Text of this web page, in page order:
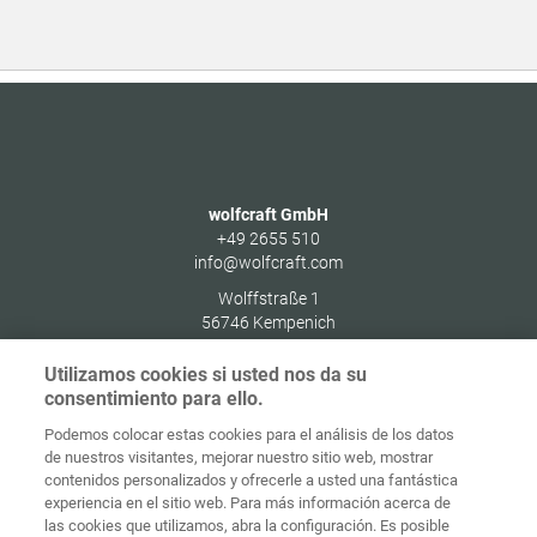
wolfcraft GmbH
+49 2655 510
info@wolfcraft.com
Wolffstraße 1
56746 Kempenich
Inicio Contacto Aviso legal
Protección de
datos
Utilizamos cookies si usted nos da su
consentimiento para ello.
Podemos colocar estas cookies para el análisis de los datos
de nuestros visitantes, mejorar nuestro sitio web, mostrar
contenidos personalizados y ofrecerle a usted una fantástica
experiencia en el sitio web. Para más información acerca de
las cookies que utilizamos, abra la configuración. Es posible